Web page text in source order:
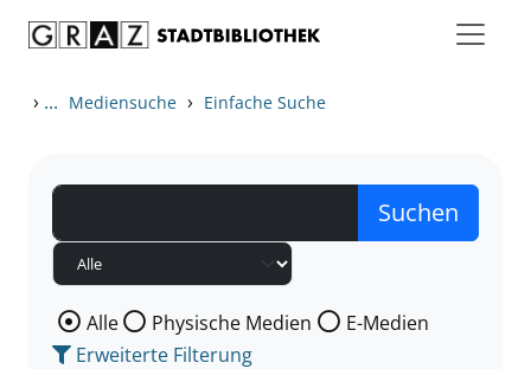
› ... Mediensuche › Einfache Suche
Wählen Sie die Medienart nach der Sie suchen wollen.
Alle Physische Medien
E-Medien
Erweiterte Filterung